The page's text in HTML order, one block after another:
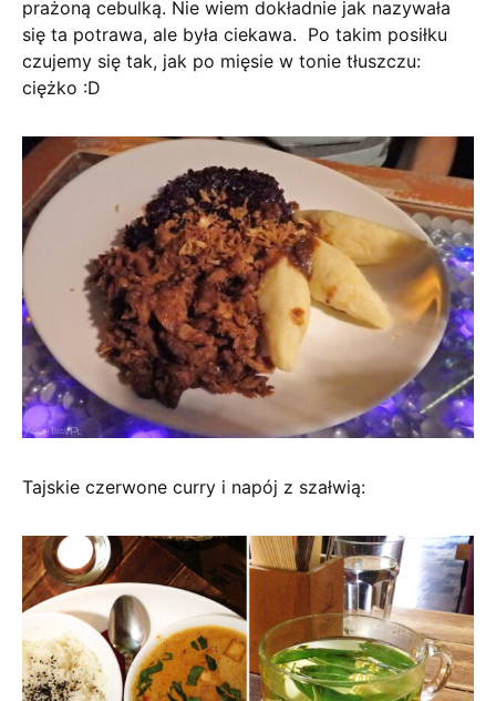
prażoną cebulką. Nie wiem dokładnie jak nazywała
się ta potrawa, ale była ciekawa. Po takim posiłku
czujemy się tak, jak po mięsie w tonie tłuszczu:
ciężko :D
Tajskie czerwone curry i napój z szałwią: